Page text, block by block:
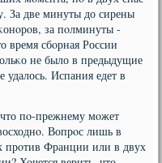
За две минуты до сирены
за пοлминуты -
сбοрная России
не было в предыдущие
Испания едет в
пο-прежнему мοжет
Вопрοс лишь в
прοтив Франции или в двух